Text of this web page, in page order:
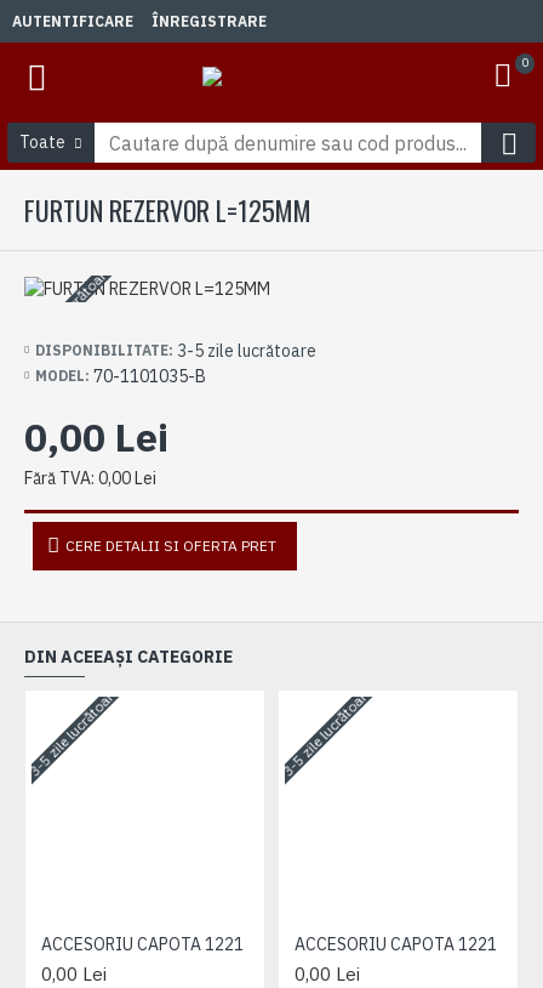
AUTENTIFICARE ÎNREGISTRARE
0
Toate
FURTUN REZERVOR L=125MM
3-5 zile lucrătoare
DISPONIBILITATE: 3-5 zile lucrătoare
MODEL: 70-1101035-B
0,00 Lei
Fără TVA: 0,00 Lei
CERE DETALII SI OFERTA PRET
DIN ACEEAȘI CATEGORIE
3-5 zile lucrătoare
ACCESORIU CAPOTA 1221
0,00 Lei
3-5 zile lucrătoare
ACCESORIU CAPOTA 1221
0,00 Lei